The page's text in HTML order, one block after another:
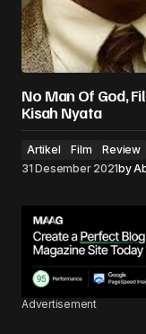
No Man Of God,
Kisah Nyata
Artikel Film
Review
31 Desember 2021by
Advertisement